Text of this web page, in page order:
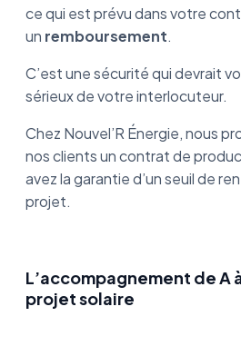
ce qui est prévu dans votre
un remboursement.
C’est une sécurité qui devrait
sérieux de votre interlocuteur.
Chez Nouvel’R Énergie, nous
nos clients un contrat de
avez la garantie d’un seuil de
projet.
L’accompagnement de A
projet solaire